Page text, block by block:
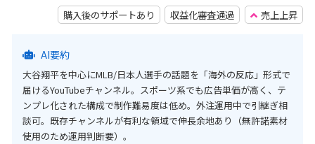
購入後のサポートあり 収益化審査通過 売上上昇
AI要約
大谷翔平を中心にMLB/日本人選手の話題を「海外の反応」形式で
届けるYouTubeチャンネル。スポーツ系でも広告単価が高く、テ
ンプレ化された構成で制作難易度は低め。外注運用中で引継ぎ相
談可。既存チャンネルが有利な領域で伸長余地あり（無許諾素材
使用のため運用判断要）。